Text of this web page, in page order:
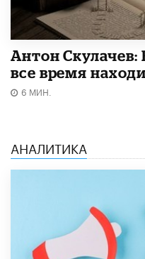
Антон
все время
6 МИН.
АНАЛИТИКА